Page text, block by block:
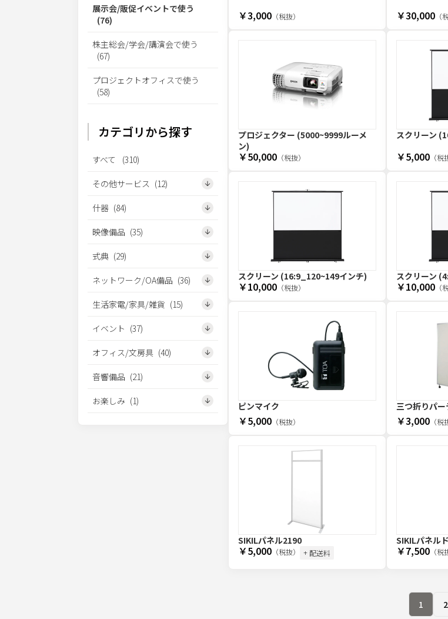
展示会/販促イベントで使う
(76)
株主総会/学会/講演会で使う
(67)
プロジェクトオフィスで使う
(58)
カテゴリから探す
すべて (310)
その他サービス (12)
什器 (84)
映像備品 (35)
式典 (29)
ネットワーク/OA備品 (36)
生活家電/家具/雑貨 (15)
イベント (37)
オフィス/文房具 (40)
音響備品 (21)
お楽しみ (1)
￥3,000 （税抜） ￥30,000 （
プロジェクター (5000~9999ルーメ
ン)
￥50,000 （税抜）
スクリーン
￥5,000 （税
スクリーン (16:9_120~149インチ)
￥10,000 （税抜）
スクリーン
￥10,000 （
ピンマイク
￥5,000 （税抜）
三つ折りパ
￥3,000 （税
SIKILパネル2190
￥5,000 （税抜） + 配送料
SIKILパネル
￥7,500 （税
1 2